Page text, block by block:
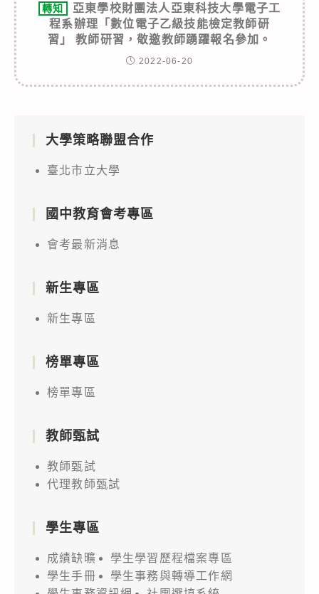
轉知
亞東學校財團法人亞東科技大學電子工
程系辦理「數位電子乙級技能檢定教師研
習」 教師研習，敬邀教師踴躍報名參加。
2022-06-20
大學策略聯盟合作
臺北市立大學
國中教育會考專區
會考最新消息
新生專區
新生專區
榜單專區
榜單專區
教師甄試
教師甄試
代理教師甄試
學生專區
成績缺曠
學生學習歷程檔案專區
學生手冊
學生事務與轉導工作網